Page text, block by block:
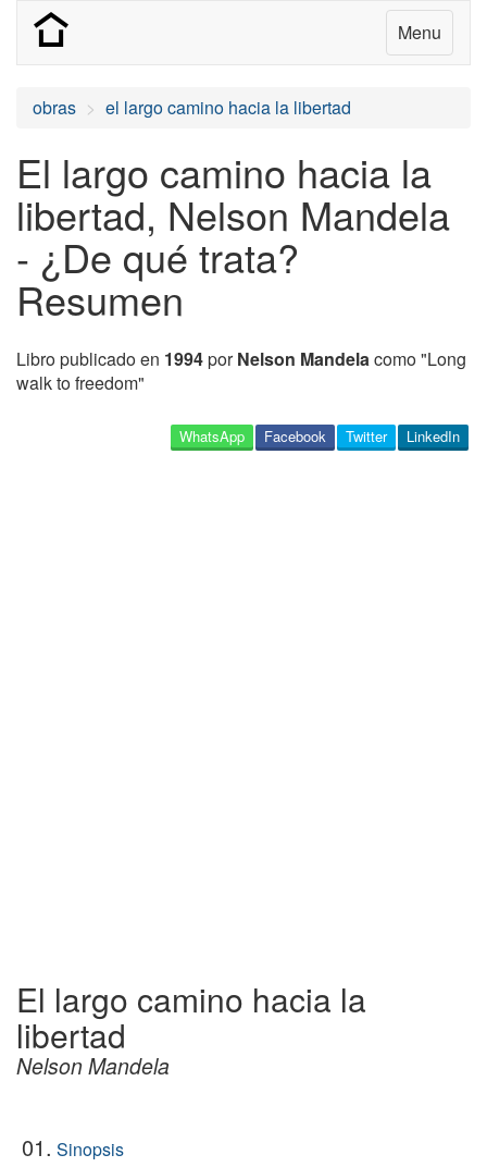
Menu
obras el largo camino hacia la libertad
El largo camino hacia la
libertad, Nelson Mandela
- ¿De qué trata?
Resumen
Libro publicado en 1994porNelson Mandelacomo "Long
walk to freedom"
LinkedIn
Twitter
Facebook
WhatsApp
El largo camino hacia la
libertad
Nelson Mandela
01. Sinopsis